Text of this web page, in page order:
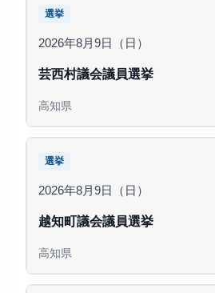
選挙
2026年8月9日（日）
芸西村議会議員選挙
高知県
選挙
2026年8月9日（日）
越知町議会議員選挙
高知県